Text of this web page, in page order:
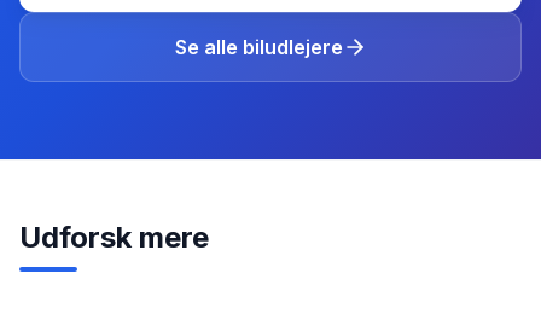
Se alle biludlejere
Udforsk mere